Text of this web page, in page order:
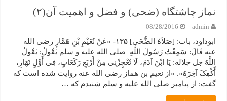
نماز چاشتگاه (ضحی) و فضل و اهمیت آن(۲)
admin
08/28/2016
ابوداود، باب: [صَلاَهُ الضُّحَى] ۱۳۵- «عَنْ نُعَیْمِ بْنِ هَمَّارٍ رضی الله
عنه قَالَ: سَمِعْتُ رَسُولَ اللَّهِ صلی الله علیه و سلم یَقُولُ: یَقُولُ
اللَّهُ جل جلاله: یَا ابْنَ آدَمَ، لَا تُعْجِزْنِی مِنْ أَرْبَعِ رَکَعَاتٍ، فِی أَوَّلِ نَهَارِ،
أَکْفِکَ آخِرَهُ». «از نعیم بن هماز رضی الله عنه روایت شده است که
گفت: از پیامبر صلی الله علیه و سلم شنیدم که …